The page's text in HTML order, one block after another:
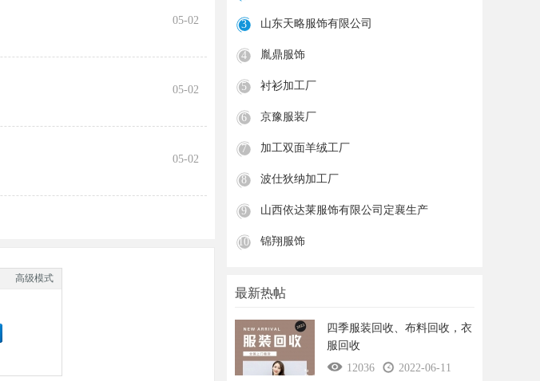
05-02
05-02
05-02
高级模式
3 山东天略服饰有限公司
4 胤鼎服饰
5 衬衫加工厂
6 京豫服装厂
7 加工双面羊绒工厂
8 波仕狄纳加工厂
9 山西依达莱服饰有限公司定襄生产
10 锦翔服饰
最新热帖
四季服装回收、布料回收，衣
服回收
12036
2022-06-11